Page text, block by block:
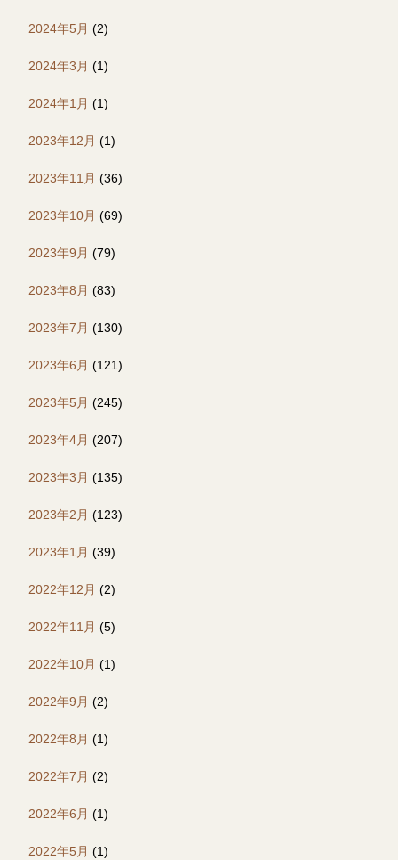
2024年5月 (2)
2024年3月 (1)
2024年1月 (1)
2023年12月 (1)
2023年11月 (36)
2023年10月 (69)
2023年9月 (79)
2023年8月 (83)
2023年7月 (130)
2023年6月 (121)
2023年5月 (245)
2023年4月 (207)
2023年3月 (135)
2023年2月 (123)
2023年1月 (39)
2022年12月 (2)
2022年11月 (5)
2022年10月 (1)
2022年9月 (2)
2022年8月 (1)
2022年7月 (2)
2022年6月 (1)
2022年5月 (1)